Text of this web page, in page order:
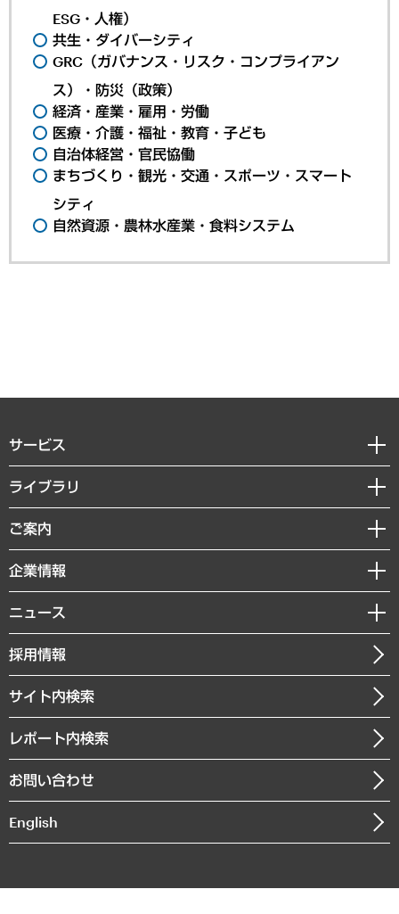
ESG・人権）
共生・ダイバーシティ
GRC（ガバナンス・リスク・コンプライアン
ス）・防災（政策）
経済・産業・雇用・労働
医療・介護・福祉・教育・子ども
自治体経営・官民協働
まちづくり・観光・交通・スポーツ・スマート
シティ
自然資源・農林水産業・食料システム
サービス
経営戦略
組織・人事戦略
デジタルイノベーション
共生・ダイバーシティ
GRC（ガバナンス・リスク・コンプライアンス）・防災（政策）
経済・産業・雇用・労働
まちづくり・観光・交通・スポーツ・スマートシティ
自然資源・農林水産業・食料システム
ライブラリ
経済調査
レポート
コラム
経営用語集
受託・受注実績（官公庁関連）
メディア掲載・出演
ご案内
セミナー・イベント情報
MUFGビジネスセミナー
受託案件情報
企業情報
私たちの想い
社長メッセージ
会社概要
沿革
組織図・本部部室紹介
インドネシア現地法人
個人情報保護方針
ニュース
ニュースリリース
お知らせ
採用情報
サイト内検索
レポート内検索
お問い合わせ
English